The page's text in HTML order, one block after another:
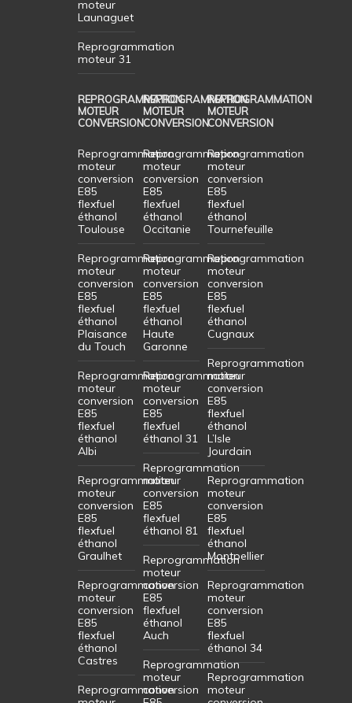
moteur
Launaguet
Reprogrammation
moteur 31
REPROGRAMMATION
MOTEUR
CONVERSION
Reprogrammation
moteur
conversion
E85
flexfuel
éthanol
Toulouse
Reprogrammation
moteur
conversion
E85
flexfuel
éthanol
Plaisance
du Touch
Reprogrammation
moteur
conversion
E85
flexfuel
éthanol
Albi
Reprogrammation
moteur
conversion
E85
flexfuel
éthanol
Graulhet
Reprogrammation
moteur
conversion
E85
flexfuel
éthanol
Castres
Reprogrammation
REPROGRAMMATION
MOTEUR
CONVERSION
Reprogrammation
moteur
conversion
E85
flexfuel
éthanol
Occitanie
Reprogrammation
moteur
conversion
E85
flexfuel
éthanol
Haute
Garonne
Reprogrammation
moteur
conversion
E85
flexfuel
éthanol 31
Reprogrammation
moteur
conversion
E85
flexfuel
éthanol 81
Reprogrammation
moteur
conversion
E85
flexfuel
éthanol
Auch
Reprogrammation
moteur
conversion
REPROGRAMMATION
MOTEUR
CONVERSION
Reprogrammation
moteur
conversion
E85
flexfuel
éthanol
Tournefeuille
Reprogrammation
moteur
conversion
E85
flexfuel
éthanol
Cugnaux
Reprogrammation
moteur
conversion
E85
flexfuel
éthanol
L’Isle
Jourdain
Reprogrammation
moteur
conversion
E85
flexfuel
éthanol
Montpellier
Reprogrammation
moteur
conversion
E85
flexfuel
éthanol 34
Reprogrammation
moteur